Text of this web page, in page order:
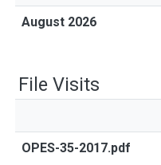
August 2026
File Visits
OPES-35-2017.pdf